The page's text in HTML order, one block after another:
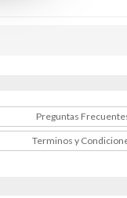
Preguntas
Terminos y